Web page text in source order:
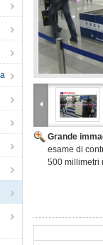
Grande
esame di
500 millimetri